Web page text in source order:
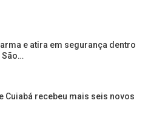
e atira em segurança dentro
São…
Cuiabá recebeu mais seis novos